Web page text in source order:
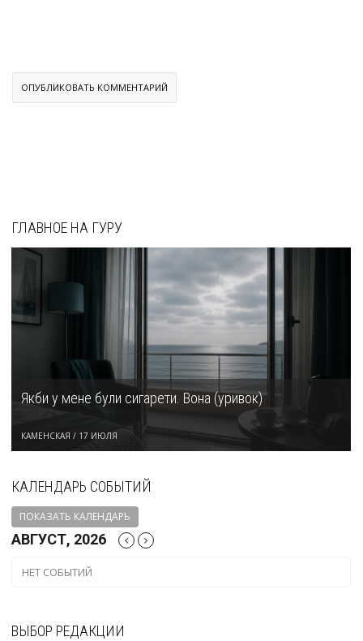
ГЛАВНОЕ НА ГУРУ
Якби у мене були сигарети. Вона (уривок)
КАМЕНСКАЯ / 17 ИЮЛЯ
КАЛЕНДАРЬ СОБЫТИЙ
ПОКАЗАТЬ КАЛЕНДАРЬ
АВГУСТ, 2026
НЕТ СОБЫТИЙ
ВЫБОР РЕДАКЦИИ